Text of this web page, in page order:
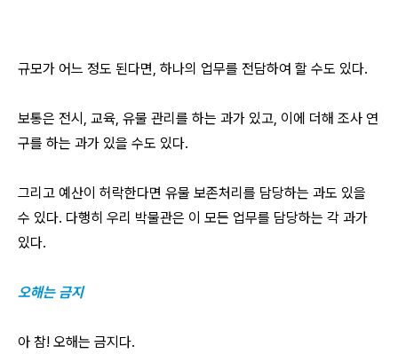
규모가 어느 정도 된다면, 하나의 업무를 전담하여 할 수도 있다.
보통은 전시, 교육, 유물 관리를 하는 과가 있고, 이에 더해 조사 연
구를 하는 과가 있을 수도 있다.
그리고 예산이 허락한다면 유물 보존처리를 담당하는 과도 있을
수 있다. 다행히 우리 박물관은 이 모든 업무를 담당하는 각 과가
있다.
오해는 금지
아 참! 오해는 금지다.